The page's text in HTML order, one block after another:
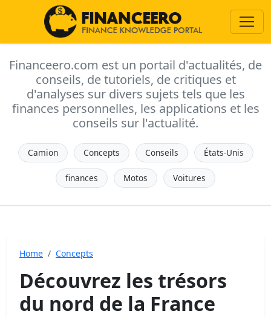
Financeero.com est un portail d'actualités, de
conseils, de tutoriels, de critiques et
d'analyses sur divers sujets tels que les
finances personnelles, les applications et les
conseils sur l'actualité.
Camion Concepts Conseils États-Unis
finances Motos Voitures
Home Concepts
Découvrez les trésors
du nord de la France